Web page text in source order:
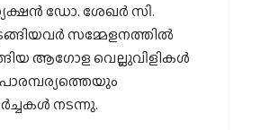
ഡോ. ശേഖർ സി.
സമ്മേളനത്തിൽ
ആഗോള വെല്ലുവിളികൾ
നടന്നു.